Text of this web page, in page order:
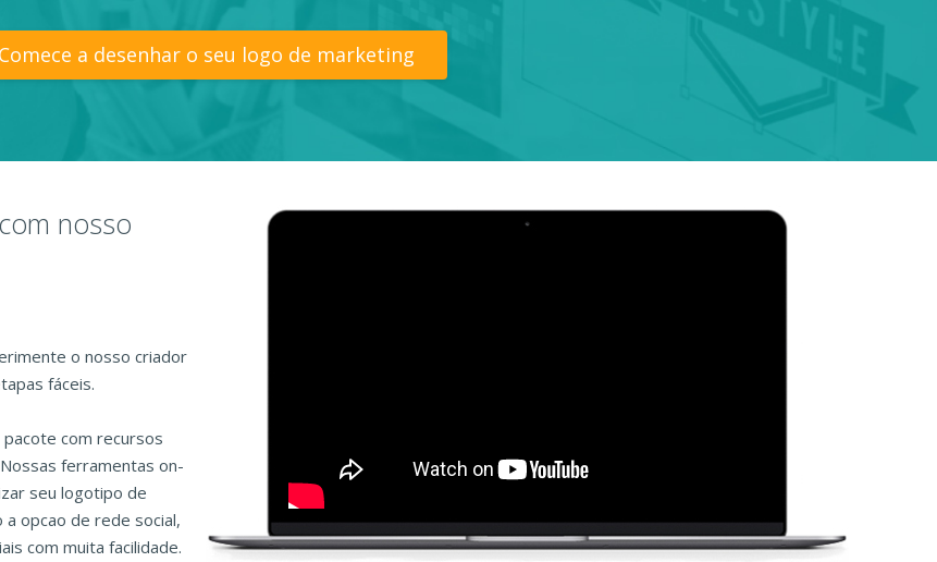
Comece a desenhar o seu logo de marketing
nosso
o nosso criador
fáceis.
com recursos
ferramentas on-
seu logotipo de
opcao de rede social,
com muita facilidade.